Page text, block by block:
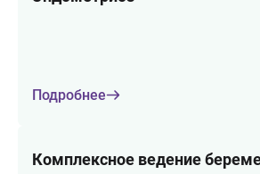
Подробнее
Комплексное ведение